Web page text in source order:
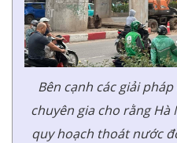
Bên cạnh các giải
chuyên gia cho rằng
quy hoạch thoát nước